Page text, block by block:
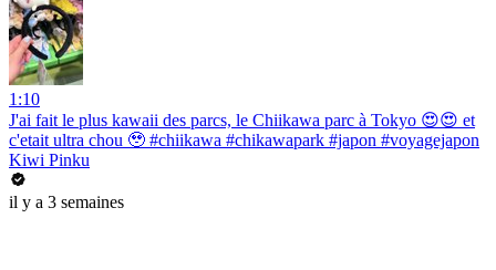
1:10
J'ai fait le plus kawaii des parcs, le Chiikawa parc à Tokyo 😍😍 et
c'etait ultra chou 🥹 #chiikawa #chikawapark #japon #voyagejapon
Kiwi Pinku
il y a 3 semaines